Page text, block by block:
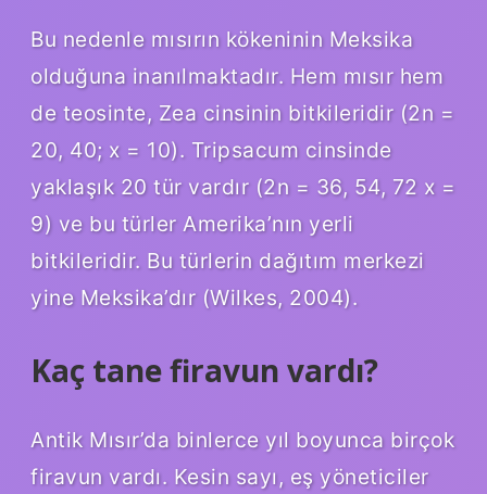
Bu nedenle mısırın kökeninin Meksika
olduğuna inanılmaktadır. Hem mısır hem
de teosinte, Zea cinsinin bitkileridir (2n =
20, 40; x = 10). Tripsacum cinsinde
yaklaşık 20 tür vardır (2n = 36, 54, 72 x =
9) ve bu türler Amerika’nın yerli
bitkileridir. Bu türlerin dağıtım merkezi
yine Meksika’dır (Wilkes, 2004).
Kaç tane firavun vardı?
Antik Mısır’da binlerce yıl boyunca birçok
firavun vardı. Kesin sayı, eş yöneticiler